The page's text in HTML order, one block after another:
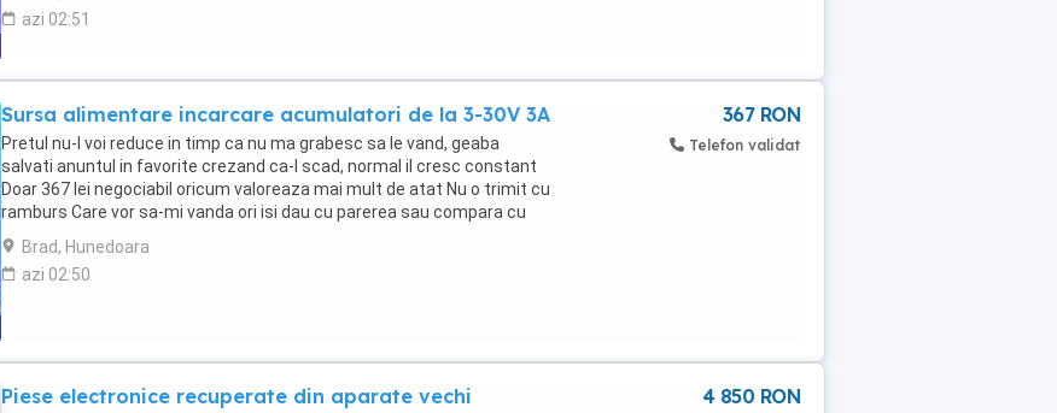
azi 02:51
Sursa alimentare incarcare acumulatori de la 3-30V 3A
Pretul nu-l voi reduce in timp ca nu ma grabesc sa le vand, geaba
salvati anuntul in favorite crezand ca-l scad, normal il cresc constant
Doar 367 lei negociabil oricum valoreaza mai mult de atat Nu o trimit cu
ramburs Care vor sa-mi vanda ori isi dau cu parerea sau compara cu
alte oferte ignor si blochez Rog ...
Brad, Hunedoara
azi 02:50
367 RON
Telefon validat
Piese electronice recuperate din aparate vechi 4 850 RON